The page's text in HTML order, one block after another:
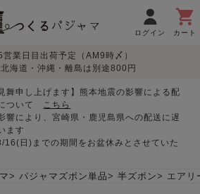
ログイン カート
ィースパジャマ
目的別で
さがす
入院・介護
胸が目立たない
デザインで
さがす
つくるパジャマとは
業日目出荷予定（AM9時〆）
海道・沖縄・離島は別途800円
舞申し上げます】熊本地震の影響による配
ついて こちら
響により、宮崎県・鹿児島県への配送に遅
ます
16(日)までの期間をお盆休みとさせていた
パジャマズボン単品 半ズボン エアリ